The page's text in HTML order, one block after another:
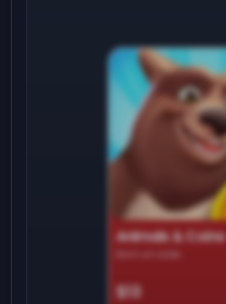
Animals & Coins
Earn on side
$13